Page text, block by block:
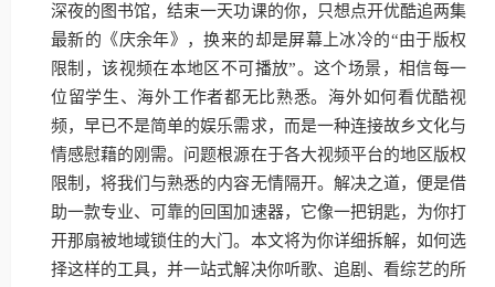
深夜的图书馆，结束一天功课的你，只想点开优酷追两集
最新的《庆余年》，换来的却是屏幕上冰冷的“由于版权
限制，该视频在本地区不可播放”。这个场景，相信每一
位留学生、海外工作者都无比熟悉。海外如何看优酷视
频，早已不是简单的娱乐需求，而是一种连接故乡文化与
情感慰藉的刚需。问题根源在于各大视频平台的地区版权
限制，将我们与熟悉的内容无情隔开。解决之道，便是借
助一款专业、可靠的回国加速器，它像一把钥匙，为你打
开那扇被地域锁住的大门。本文将为你详细拆解，如何选
择这样的工具，并一站式解决你听歌、追剧、看综艺的所